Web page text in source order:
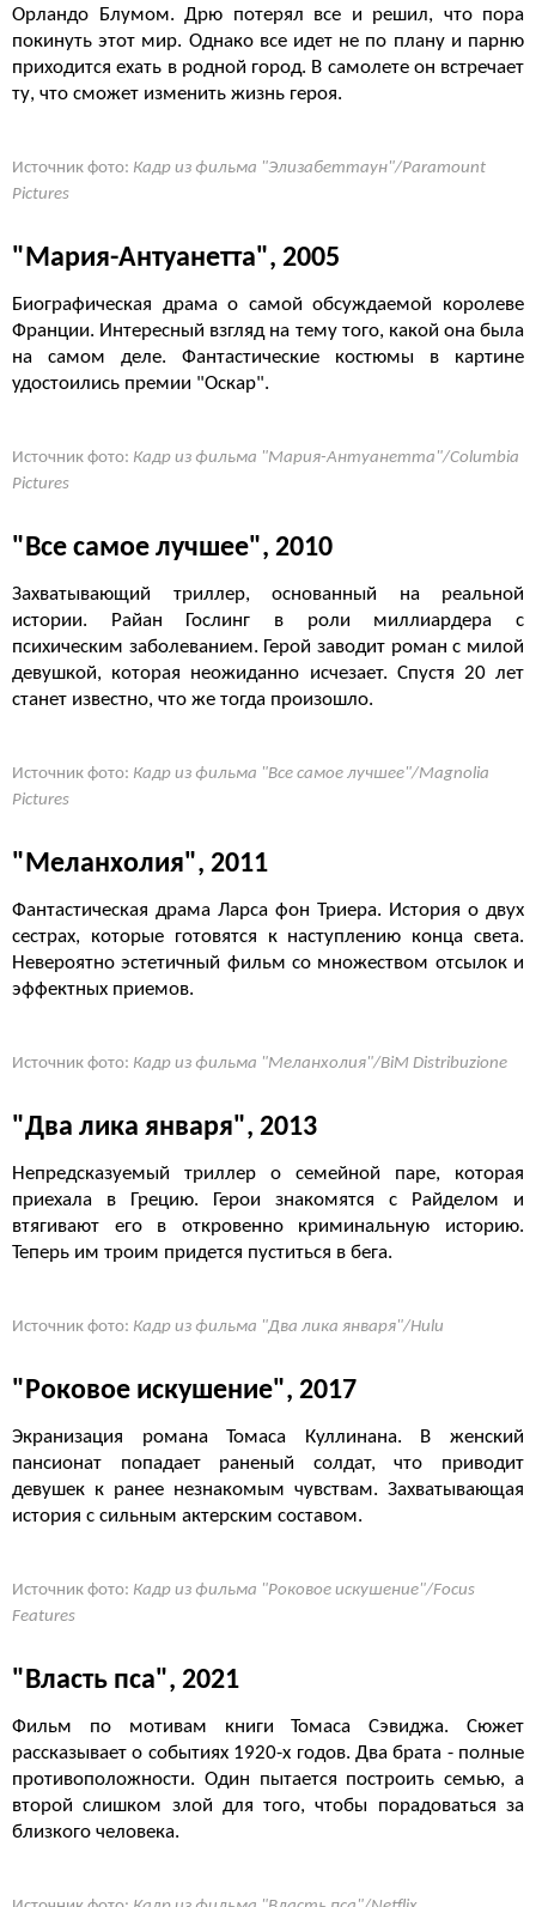
Орландо Блумом. Дрю потерял все и решил, что пора
покинуть этот мир. Однако все идет не по плану и парню
приходится ехать в родной город. В самолете он встречает
ту, что сможет изменить жизнь героя.
Источник фото: Кадр из фильма "Элизабеттаун"/Paramount
Pictures
"Мария-Антуанетта", 2005
Биографическая драма о самой обсуждаемой королеве
Франции. Интересный взгляд на тему того, какой она была
на самом деле. Фантастические костюмы в картине
удостоились премии "Оскар".
Источник фото: Кадр из фильма "Мария-Антуанетта"/Columbia
Pictures
"Все самое лучшее", 2010
Захватывающий триллер, основанный на реальной
истории. Райан Гослинг в роли миллиардера с
психическим заболеванием. Герой заводит роман с милой
девушкой, которая неожиданно исчезает. Спустя 20 лет
станет известно, что же тогда произошло.
Источник фото: Кадр из фильма "Все самое лучшее"/Magnolia
Pictures
"Меланхолия", 2011
Фантастическая драма Ларса фон Триера. История о двух
сестрах, которые готовятся к наступлению конца света.
Невероятно эстетичный фильм со множеством отсылок и
эффектных приемов.
Источник фото: Кадр из фильма "Меланхолия"/BiM Distribuzione
"Два лика января", 2013
Непредсказуемый триллер о семейной паре, которая
приехала в Грецию. Герои знакомятся с Райделом и
втягивают его в откровенно криминальную историю.
Теперь им троим придется пуститься в бега.
Источник фото: Кадр из фильма "Два лика января"/Hulu
"Роковое искушение", 2017
Экранизация романа Томаса Куллинана. В женский
пансионат попадает раненый солдат, что приводит
девушек к ранее незнакомым чувствам. Захватывающая
история с сильным актерским составом.
Источник фото: Кадр из фильма "Роковое искушение"/Focus
Features
"Власть пса", 2021
Фильм по мотивам книги Томаса Сэвиджа. Сюжет
рассказывает о событиях 1920-х годов. Два брата - полные
противоположности. Один пытается построить семью, а
второй слишком злой для того, чтобы порадоваться за
близкого человека.